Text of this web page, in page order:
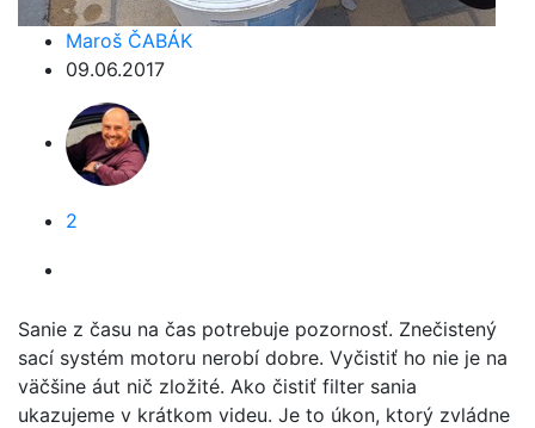
Maroš ČABÁK
09.06.2017
2
Sanie z času na čas potrebuje pozornosť. Znečistený
sací systém motoru nerobí dobre. Vyčistiť ho nie je na
väčšine áut nič zložité. Ako čistiť filter sania
ukazujeme v krátkom videu. Je to úkon, ktorý zvládne